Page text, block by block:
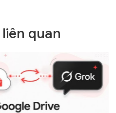
quan